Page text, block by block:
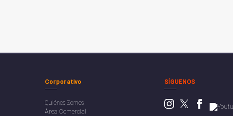
Corporativo
Quiénes Somos
Área Comercial
SÍGUENOS